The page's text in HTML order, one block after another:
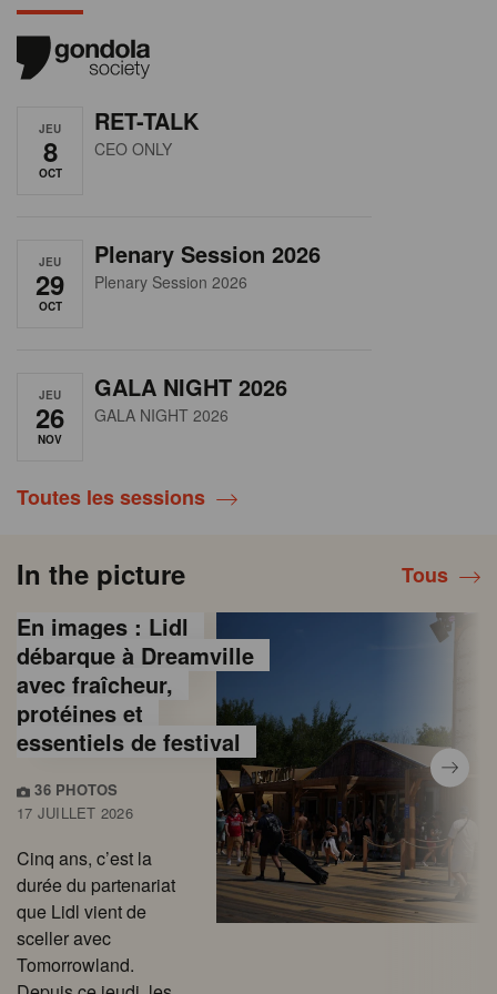
JEU
8
OCT
RET-TALK
CEO ONLY
JEU
29
OCT
Plenary Session 2026
Plenary Session 2026
JEU
26
NOV
GALA NIGHT 2026
GALA NIGHT 2026
Toutes les sessions
In the picture Tous
En images : Lidl
débarque à Dreamville
avec fraîcheur,
protéines et
essentiels de festival
36 PHOTOS
17 JUILLET 2026
Cinq ans, c’est la
durée du partenariat
que Lidl vient de
sceller avec
Tomorrowland.